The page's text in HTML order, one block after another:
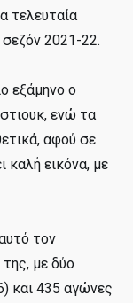
τελευταία
σεζόν 2021-22.
εξάμηνο ο
ενώ τα
αφού σε
καλή εικόνα, με
τον
με δύο
και 435 αγώνες